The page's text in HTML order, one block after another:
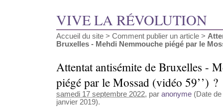
VIVE LA RÉVOLUTION
Accueil du site > Comment publier un article >
Bruxelles - Mehdi Nemmouche piégé par le
Attentat antisémite de Bruxelles -
piégé par le Mossad (vidéo 59’’) ?
samedi 17 septembre 2022, par anonyme (Date
janvier 2019).